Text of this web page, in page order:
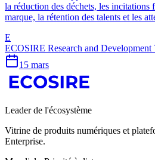
la réduction des déchets, les incitations
marque, la rétention des talents et les
E
ECOSIRE Research and Development
15 mars
Leader de l'écosystème
Vitrine de produits numériques et
Enterprise.